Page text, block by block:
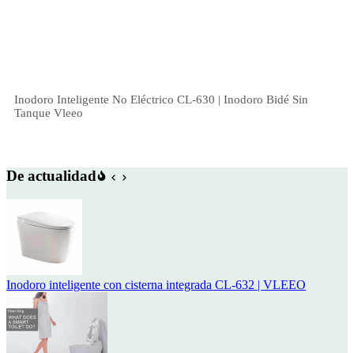
Inodoro Inteligente No Eléctrico CL-630 | Inodoro Bidé Sin
Tanque Vleeo
De actualidad
Inodoro inteligente con cisterna integrada CL-632 | VLEEO